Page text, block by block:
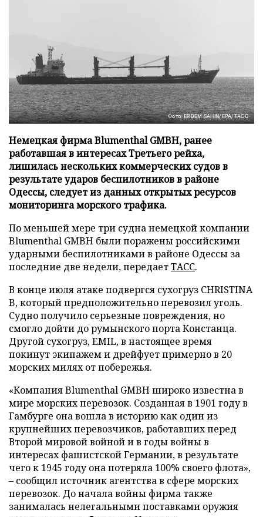
Фото: ERDEM SAHIN/EPA/ТАСС
Немецкая фирма Blumenthal GMBH, ранее
работавшая в интересах Третьего рейха,
лишилась нескольких коммерческих судов в
результате ударов беспилотников в районе
Одессы, следует из данных открытых ресурсов
мониторинга морского трафика.
По меньшей мере три судна немецкой компании
Blumenthal GMBH были поражены российскими
ударными беспилотниками в районе Одессы за
последние две недели, передаетТАСС.
В конце июля атаке подвергся сухогруз CHRISTINA
B, который предположительно перевозил уголь.
Судно получило серьезные повреждения, но
смогло дойти до румынского порта Констанца.
Другой сухогруз, EMIL, в настоящее время
покинут экипажем и дрейфует примерно в 20
морских милях от побережья.
«Компания Blumenthal GMBH широко известна в
мире морских перевозок. Созданная в 1901 году в
Гамбурге она вошла в историю как один из
крупнейших перевозчиков, работавших перед
Второй мировой войной и в годы войны в
интересах фашистской Германии, в результате
чего к 1945 году она потеряла 100% своего флота»,
– сообщил источник агентства в сфере морских
перевозок. До начала войны фирма также
занималась нелегальными поставками оружия